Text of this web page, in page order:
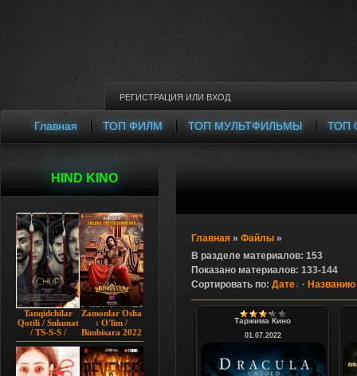
РЕГИСТРАЦИЯ ИЛИ ВХОД
ТОП
ТОП МУЛЬТФИЛЬМЫ
ТОП ФИЛМ
Главная
HIND KINO
Tanqidchilar
Qotili / Sukunat
/ TS-S-S /
Jimjitlik
Ortidagi Sir /
Chup 2022 HD
Hind kino
Zamonlar Osha
: O'lim /
Bimbisara 2022
Hind kino
Uzbek tilida
Главная » Файлы »
В разделе материалов: 153
Показано материалов: 133-144
Сортировать по: Дате · Названию
Таржима Кино
01.07.2022